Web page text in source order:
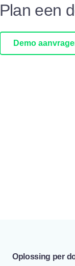
Plan een
Demo
Oplossing per